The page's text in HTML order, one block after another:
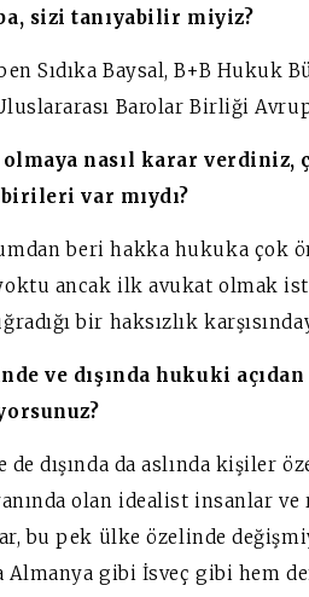
sizi tanıyabilir miyiz?
Sıdıka Baysal, B+B Hukuk
Barolar Birliği
olmaya nasıl karar
birileri var mıydı?
beri hakka hukuka çok
ancak ilk avukat olmak
bir haksızlık
ve dışında hukuki
de dışında da aslında kişiler
olan idealist insanlar
bu pek ülke özelinde
Almanya gibi İsveç gibi hem